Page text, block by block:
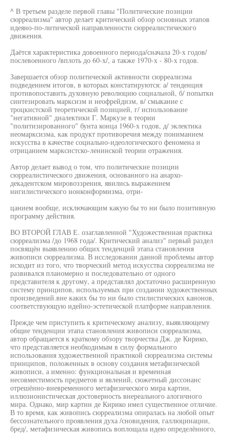
^ В третьем разделе первой главы "Политические позиции
сюрреализма" автор делает критический обзор основных этапов
идеяно-по-литической направленности сюрреалистического
движения.
Даётся характеристика довоенного периода/сначала 20-х годов/
послевоенного /вплоть до 60-х/, а также 1970-х - 80-х годов.
Завершается обзор политической активности сюрреализма
подведением итогов, в которых констатируются: а/ тенденция
противопоставить духовную революцию социальной, б/ попытки
синтезировать марксизм и неофрейдизм, в/ смыкание с
троцкистской теоретической позицией, г/ использование
"негативной" диалектики Г. Маркузе в теории
"политизированного" бунта конца 1960-х годов, д/ эклектика
неомарксизма, как продукт противоречия между пониманием
искусства в качестве социально-идеологического феномена и
отрицанием марксистско-ленинской теории отражения.
Автор делает вывод о том, что политические позиции
сюрреалистического движения, основанного на анархо-
декадентском мировоззрения, явились выражением
нигилистического нонконформизма, отри-
цанием вообще, исключающим какую бы то ни было позитивную
программу действия.
ВО ВТОРОЙ ГЛАВ Е. озаглавленной "Художественная практика
сюрреализма /до 1968 года/. Критический анализ" первый раздел
посвящён выявлению общих тенденций этапа становления
живописи сюрреализма. В исследовании данной проблемы автор
исходит из того, что творческий метод искусства сюрреализма не
развивался планомерно и последовательно от одного
представителя к другому, а представлял достаточно расширенную
систему принципов, используемых при создании художественных
произведений.вне каких бы то ни было стилистических канонов,
соответствующую идейно-эстетической платформе направления.
Прежде чем приступить к критическому анализу, выявляющему
общие тенденции этапа становления живописи сюрреализма,
автор обращается к краткому обзору творчества Дж. де Кирико,
что представляется необходимым в силу формального
использования художественной практикой сюрреализма системы
принципов, положенных в основу создания метафизической
живописи, а именно: функциональная и временная
несовместимость предметов и явлений, сюжетный диссонанс
отрешённо-вневременного метафизического мира картин,
иллюзионистическая достоверность внереального алогичного
мира. Однако, мир картин де Кирико имел существенное отличие.
В то время, как живопись сюрреализма опиралась на любой опыт
бессознательного проявления духа /сновидения, галлюцинации,
бред/, метафизическая живопись воплощала идею определённого,